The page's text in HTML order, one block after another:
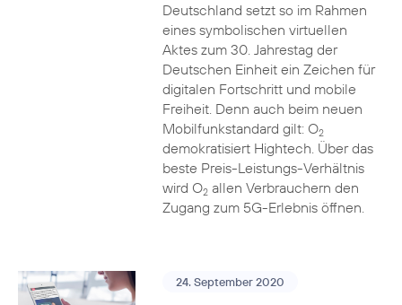
Deutschland setzt so im Rahmen
eines symbolischen virtuellen
Aktes zum 30. Jahrestag der
Deutschen Einheit ein Zeichen für
digitalen Fortschritt und mobile
Freiheit. Denn auch beim neuen
Mobilfunkstandard gilt: O2
demokratisiert Hightech. Über das
beste Preis-Leistungs-Verhältnis
wird O2allen Verbrauchern den
Zugang zum 5G-Erlebnis öffnen.
24. September 2020